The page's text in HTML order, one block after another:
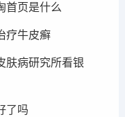
首页是什么
疗牛皮癣
肤病研究所看银
了吗